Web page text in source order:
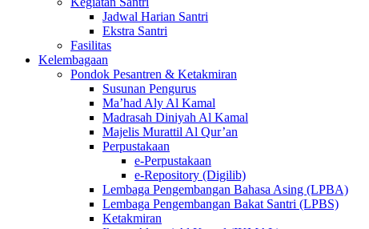
Jadwal Harian Santri
Ekstra Santri
Fasilitas
Kelembagaan
Pondok Pesantren & Ketakmiran
Susunan Pengurus
Ma’had Aly Al Kamal
Madrasah Diniyah Al Kamal
Majelis Murattil Al Qur’an
Perpustakaan
e-Perpustakaan
e-Repository (Digilib)
Lembaga Pengembangan Bahasa Asing (LPBA)
Lembaga Pengembangan Bakat Santri (LPBS)
Ketakmiran